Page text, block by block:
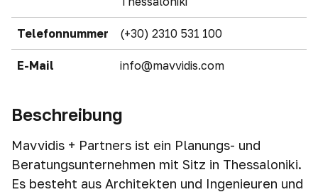
Telefonnummer (+30) 2310 531 100
E-Mail info@mavvidis.com
Beschreibung
Mavvidis + Partners ist ein Planungs- und
Beratungsunternehmen mit Sitz in Thessaloniki.
Es besteht aus Architekten und Ingenieuren und